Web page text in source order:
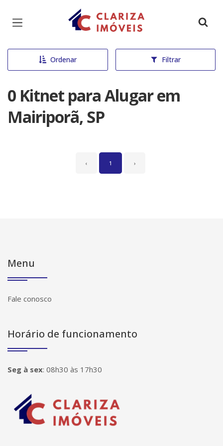
Página inicial
Ordenar Filtrar
0 Kitnet para Alugar em
Mairiporã, SP
‹ 1 ›
Menu
Fale conosco
Horário de funcionamento
Seg à sex: 08h30 às 17h30
Página inicial